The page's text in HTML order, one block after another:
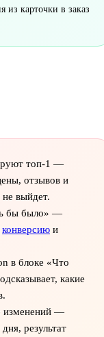
из карточки в заказ
топ-1 —
отзывов и
не выйдет.
бы было» —
конверсию и
в блоке «Что
какие
изменений —
результат